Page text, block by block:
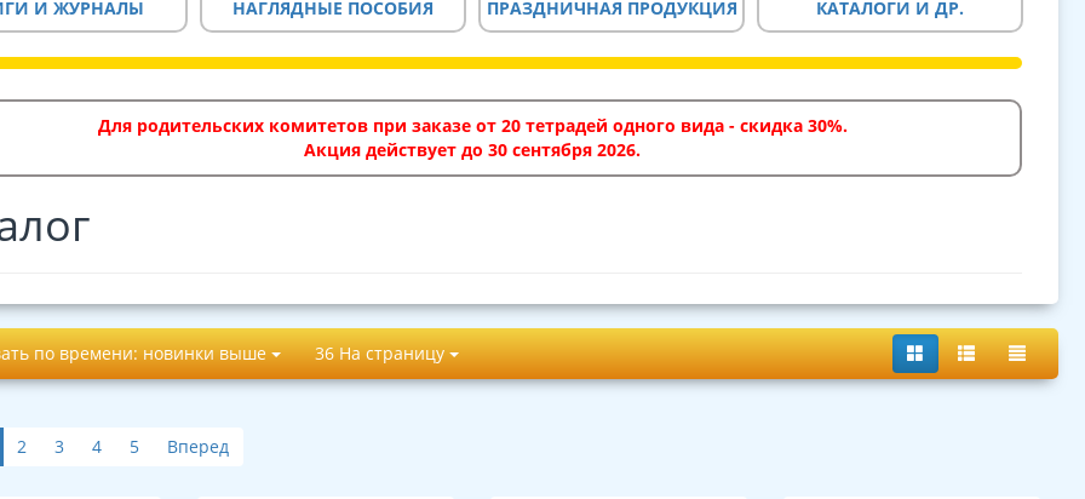
И ЖУРНАЛЫ НАГЛЯДНЫЕ ПОСОБИЯ ПРАЗДНИЧНАЯ ПРОДУКЦИЯ КАТАЛОГИ И ДР.
Для родительских комитетов при заказе от 20 тетрадей одного вида - скидка 30%.
Акция действует до 30 сентября 2026.
по времени: новинки выше 36 На страницу
2 3 4 5 Вперед